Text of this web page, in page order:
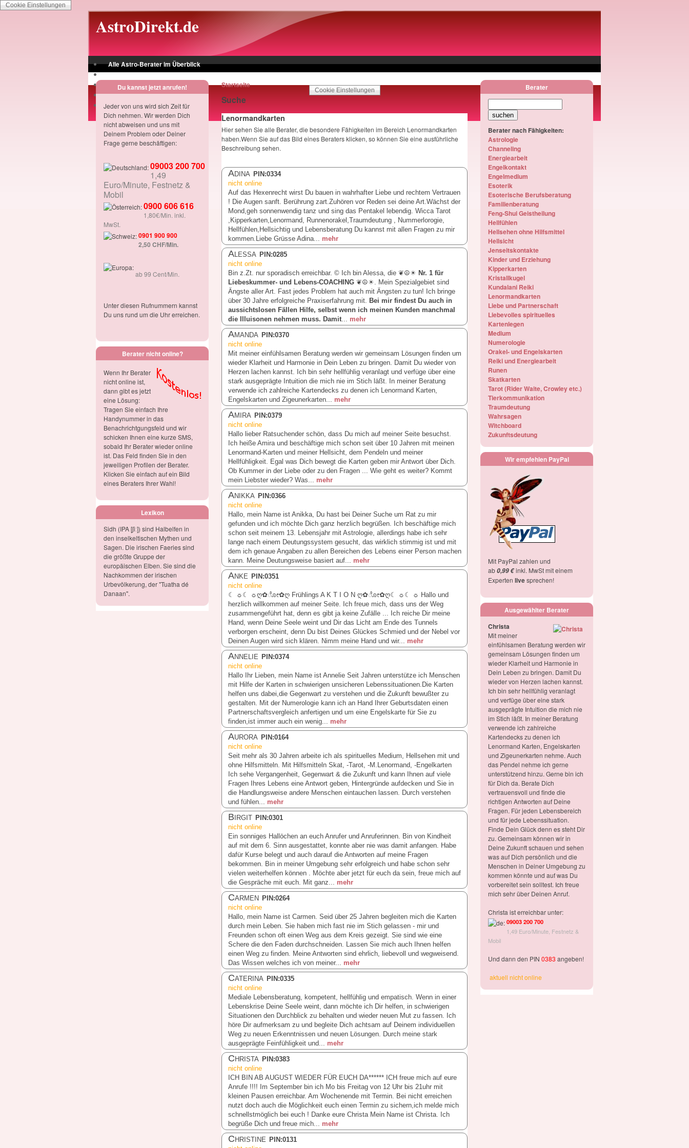
Cookie Einstellungen
AstroDirekt.de
Alle Astro-Berater im Überblick
Jetzt für Dich da - ohne wenn und aber!
Vertrag widerrufen
Datenschutzerklärung
Impressum/AGB
Startseite
Suche
Lenormandkarten
Hier sehen Sie alle Berater, die besondere Fähigkeiten im Bereich Lenormandkarten
haben.Wenn Sie auf das Bild eines Beraters klicken, so können Sie eine ausführliche
Beschreibung sehen.
Adina PIN:0334
nicht online
Auf das Hexenrecht wirst Du bauen in wahrhafter Liebe und rechtem Vertrauen
! Die Augen sanft. Berührung zart.Zuhören vor Reden sei deine Art.Wächst der
Mond,geh sonnenwendig tanz und sing das Pentakel lebendig. Wicca Tarot
,Kipperkarten,Lenormand, Runnenorakel,Traumdeutung , Nummerlorogie,
Hellfühlen,Hellsichtig und Lebensberatung Du kannst mit allen Fragen zu mir
kommen.Liebe Grüsse Adina... mehr
Alessa PIN:0285
nicht online
Bin z.Zt. nur sporadisch erreichbar. © Ich bin Alessa, die ❦☮☀ Nr. 1 für
Liebeskummer- und Lebens-COACHING ❦☮☀. Mein Spezialgebiet sind
Ängste aller Art. Fast jedes Problem hat auch mit Ängsten zu tun! Ich bringe
über 30 Jahre erfolgreiche Praxiserfahrung mit. Bei mir findest Du auch in
aussichtslosen Fällen Hilfe, selbst wenn ich meinen Kunden manchmal
die Illuisonen nehmen muss. Damit
mehr
Amanda PIN:0370
nicht online
Mit meiner einfühlsamen Beratung werden wir gemeinsam Lösungen finden um
wieder Klarheit und Harmonie in Dein Leben zu bringen. Damit Du wieder von
Herzen lachen kannst. Ich bin sehr hellfühlig veranlagt und verfüge über eine
stark ausgeprägte Intuition die mich nie im Stich läßt. In meiner Beratung
verwende ich zahlreiche Kartendecks zu denen ich Lenormand Karten,
Engelskarten und Zigeunerkarten... mehr
Amira PIN:0379
nicht online
Hallo lieber Ratsuchender schön, dass Du mich auf meiner Seite besuchst.
Ich heiße Amira und beschäftige mich schon seit über 10 Jahren mit meinen
Lenormand-Karten und meiner Hellsicht, dem Pendeln und meiner
Hellfühligkeit. Egal was Dich bewegt die Karten geben mir Antwort über Dich.
Ob Kummer in der Liebe oder zu den Fragen ... Wie geht es weiter? Kommt
mein Liebster wieder? Was... mehr
Anikka PIN:0366
nicht online
Hallo, mein Name ist Anikka, Du hast bei Deiner Suche um Rat zu mir
gefunden und ich möchte Dich ganz herzlich begrüßen. Ich beschäftige mich
schon seit meinem 13. Lebensjahr mit Astrologie, allerdings habe ich sehr
lange nach einem Deutungssystem gesucht, das wirklich stimmig ist und mit
dem ich genaue Angaben zu allen Bereichen des Lebens einer Person machen
kann. Meine Deutungsweise basiert auf... mehr
Anke PIN:0351
nicht online
☾ ☼☾ ☼ღ✿ೋ✿ღ Frühlings A K T I O N ღ✿ೋ✿ღ☾ ☼☾ ☼ Hallo und
herzlich willkommen auf meiner Seite. Ich freue mich, dass uns der Weg
zusammengeführt hat, denn es gibt ja keine Zufälle ... Ich reiche Dir meine
Hand, wenn Deine Seele weint und Dir das Licht am Ende des Tunnels
verborgen erscheint, denn Du bist Deines Glückes Schmied und der Nebel vor
Deinen Augen wird sich klären. Nimm meine Hand und wir... mehr
Annelie PIN:0374
nicht online
Hallo Ihr Lieben, mein Name ist Annelie Seit Jahren unterstütze ich Menschen
mit Hilfe der Karten in schwierigen unsicheren Lebenssituationen.Die Karten
helfen uns dabei,die Gegenwart zu verstehen und die Zukunft bewußter zu
gestalten. Mit der Numerologie kann ich an Hand Ihrer Geburtsdaten einen
Partnerschaftsvergleich anfertigen und um eine Engelskarte für Sie zu
finden,ist immer auch ein wenig... mehr
Aurora PIN:0164
nicht online
Seit mehr als 30 Jahren arbeite ich als spirituelles Medium, Hellsehen mit und
ohne Hilfsmitteln. Mit Hilfsmitteln Skat, -Tarot, -M.Lenormand, -Engelkarten
Ich sehe Vergangenheit, Gegenwart & die Zukunft und kann Ihnen auf viele
Fragen Ihres Lebens eine Antwort geben, Hintergründe aufdecken und Sie in
die Handlungsweise andere Menschen eintauchen lassen. Durch verstehen
und fühlen... mehr
Birgit PIN:0301
nicht online
Ein sonniges Hallöchen an euch Anrufer und Anruferinnen. Bin von Kindheit
auf mit dem 6. Sinn ausgestattet, konnte aber nie was damit anfangen. Habe
dafür Kurse belegt und auch darauf die Antworten auf meine Fragen
bekommen. Bin in meiner Umgebung sehr erfolgreich und habe schon sehr
vielen weiterhelfen können . Möchte aber jetzt für euch da sein, freue mich auf
die Gespräche mit euch. Mit ganz... mehr
Carmen PIN:0264
nicht online
Hallo, mein Name ist Carmen. Seid über 25 Jahren begleiten mich die Karten
durch mein Leben. Sie haben mich fast nie im Stich gelassen - mir und
Freunden schon oft einen Weg aus dem Kreis gezeigt. Sie sind wie eine
Schere die den Faden durchschneiden. Lassen Sie mich auch Ihnen helfen
einen Weg zu finden. Meine Antworten sind ehrlich, liebevoll und wegweisend.
Das Wissen welches ich von meiner... mehr
Caterina PIN:0335
nicht online
Mediale Lebensberatung, kompetent, hellfühlig und empatisch. Wenn in einer
Lebenskrise Deine Seele weint, dann möchte ich Dir helfen, in schwierigen
Situationen den Durchblick zu behalten und wieder neuen Mut zu fassen. Ich
höre Dir aufmerksam zu und begleite Dich achtsam auf Deinem individuellen
Weg zu neuen Erkenntnissen und neuen Lösungen. Durch meine stark
ausgeprägte Feinfühligkeit und... mehr
Christa PIN:0383
nicht online
ICH BIN AB AUGUST WIEDER FÜR EUCH DA****** ICH freue mich auf eure
Anrufe !!!! Im September bin ich Mo bis Freitag von 12 Uhr bis 21uhr mit
kleinen Pausen erreichbar. Am Wochenende mit Termin. Bei nicht erreichen
nutzt doch auch die Möglichkeit euch einen Termin zu sichern,ich melde mich
schnellstmöglich bei euch ! Danke eure Christa Mein Name ist Christa. Ich
begrüße Dich und freue mich... mehr
Christine PIN:0131
Du kannst jetzt anrufen!
Jeder von uns wird sich Zeit für
Dich nehmen. Wir werden Dich
nicht abweisen und uns mit
Deinem Problem oder Deiner
Frage gerne beschäftigen:
09003 200 700
1,49
Euro/Minute, Festnetz &
Mobil
0900 606 616
1,80€/Min. inkl.
MwSt.
0901 900 900
2,50 CHF/Min.
ab 99 Cent/Min.
Unter diesen Rufnummern kannst
Du uns rund um die Uhr erreichen.
Berater nicht online?
Wenn Ihr Berater
nicht online ist,
dann gibt es jetzt
eine Lösung:
Tragen Sie einfach Ihre
Handynummer in das
Benachrichtgungsfeld und wir
schicken Ihnen eine kurze SMS,
sobald Ihr Berater wieder online
ist. Das Feld finden Sie in den
jeweiligen Profilen der Berater.
Klicken Sie einfach auf ein Bild
eines Beraters Ihrer Wahl!
Lexikon
Sidh (IPA [ʃiː]) sind Halbelfen in
den inselkeltischen Mythen und
Sagen. Die irischen Faeries sind
die größte Gruppe der
europäischen Elben. Sie sind die
Nachkommen der irischen
Urbevölkerung, der "Tuatha dé
Danaan".
Berater
Berater nach Fähigkeiten:
Astrologie
Channeling
Energiearbeit
Engelkontakt
Engelmedium
Esoterik
Esoterische Berufsberatung
Familienberatung
Feng-Shui Geistheilung
Hellfühlen
Hellsehen ohne Hilfsmittel
Hellsicht
Jenseitskontakte
Kinder und Erziehung
Kipperkarten
Kristallkugel
Kundalani Reiki
Lenormandkarten
Liebe und Partnerschaft
Liebevolles spirituelles
Kartenlegen
Medium
Numerologie
Orakel- und Engelskarten
Reiki und Energiearbeit
Runen
Skatkarten
Tarot (Rider Waite, Crowley etc.)
Tierkommunikation
Traumdeutung
Wahrsagen
Witchboard
Zukunftsdeutung
Wir empfehlen PayPal
Mit PayPal zahlen und
ab0,99 €inkl. MwSt mit einem
Experten livesprechen!
Ausgewählter Berater
Christa
Mit meiner
einfühlsamen Beratung werden wir
gemeinsam Lösungen finden um
wieder Klarheit und Harmonie in
Dein Leben zu bringen. Damit Du
wieder von Herzen lachen kannst.
Ich bin sehr hellfühlig veranlagt
und verfüge über eine stark
ausgeprägte Intuition die mich nie
im Stich läßt. In meiner Beratung
verwende ich zahlreiche
Kartendecks zu denen ich
Lenormand Karten, Engelskarten
und Zigeunerkarten nehme. Auch
das Pendel nehme ich gerne
unterstützend hinzu. Gerne bin ich
für Dich da. Berate Dich
vertrauensvoll und finde die
richtigen Antworten auf Deine
Fragen. Für jeden Lebensbereich
und für jede Lebenssituation.
Finde Dein Glück denn es steht Dir
zu. Gemeinsam können wir in
Deine Zukunft schauen und sehen
was auf Dich persönlich und die
Menschen in Deiner Umgebung zu
kommen könnte und auf was Du
vorbereitet sein solltest. Ich freue
mich sehr über Deinen Anruf.
Christa ist erreichbar unter:
09003 200 700
1,49 Euro/Minute, Festnetz &
Mobil
Und dann den PIN 0383 angeben!
aktuell nicht online
Cookie Einstellungen